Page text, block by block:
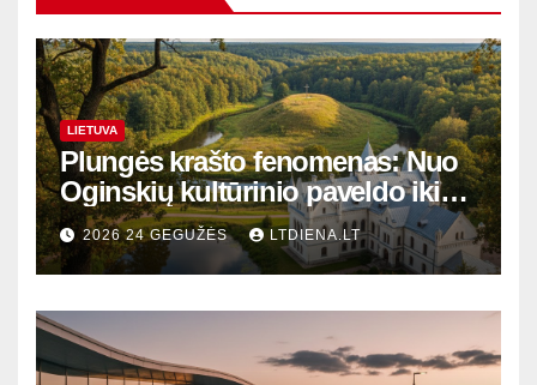
LIETUVA
Plungės krašto fenomenas: Nuo
Oginskių kultūrinio paveldo iki
Žemaitijos gamtos perlų
2026 24 GEGUŽĖS LTDIENA.LT